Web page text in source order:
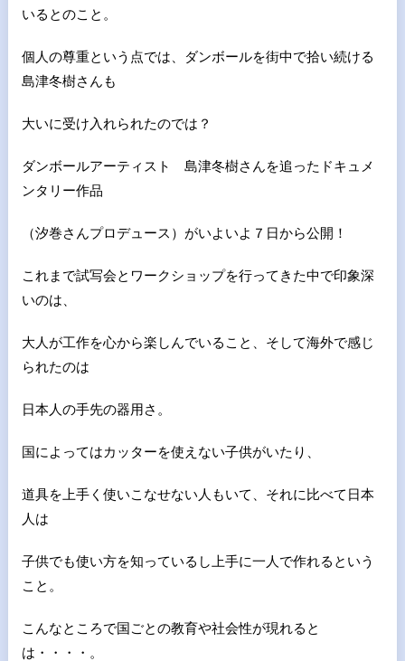
いるとのこと。
個人の尊重という点では、ダンボールを街中で拾い続ける
島津冬樹さんも
大いに受け入れられたのでは？
ダンボールアーティスト 島津冬樹さんを追ったドキュメ
ンタリー作品
（汐巻さんプロデュース）がいよいよ７日から公開！
これまで試写会とワークショップを行ってきた中で印象深
いのは、
大人が工作を心から楽しんでいること、そして海外で感じ
られたのは
日本人の手先の器用さ。
国によってはカッターを使えない子供がいたり、
道具を上手く使いこなせない人もいて、それに比べて日本
人は
子供でも使い方を知っているし上手に一人で作れるという
こと。
こんなところで国ごとの教育や社会性が現れると
は・・・・。